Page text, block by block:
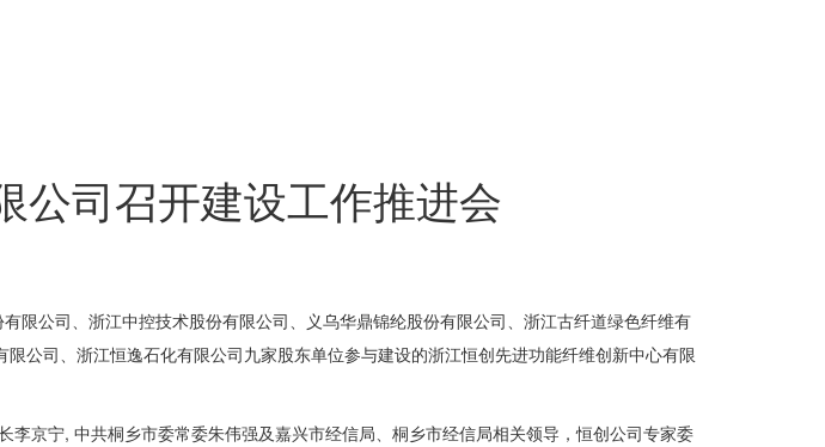
公司召开建设工作推进会
限公司、浙江中控技术股份有限公司、义乌华鼎锦纶股份有限公司、浙江古纤道绿色纤维有
公司、浙江恒逸石化有限公司九家股东单位参与建设的浙江恒创先进功能纤维创新中心有限
京宁, 中共桐乡市委常委朱伟强及嘉兴市经信局、桐乡市经信局相关领导，恒创公司专家委